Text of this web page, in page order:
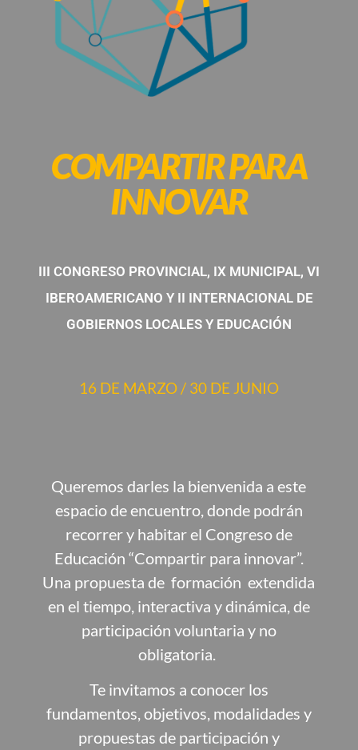
COMPARTIR PARA
INNOVAR
III CONGRESO PROVINCIAL, IX MUNICIPAL, VI
IBEROAMERICANO Y II INTERNACIONAL DE
GOBIERNOS LOCALES Y EDUCACIÓN
16 DE MARZO / 30 DE JUNIO
Queremos darles la bienvenida a este
espacio de encuentro, donde podrán
recorrer y habitar el Congreso de
Educación “Compartir para innovar”.
Una propuesta de formación extendida
en el tiempo, interactiva y dinámica, de
participación voluntaria y no
obligatoria.
Te invitamos a conocer los
fundamentos, objetivos, modalidades y
propuestas de participación y